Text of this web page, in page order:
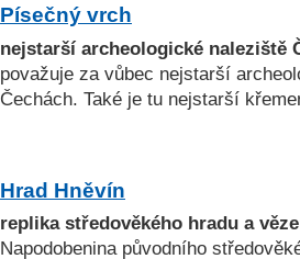
Písečný vrch
nejstarší archeologické naleziště
považuje za vůbec nejstarší
Čechách. Také je tu nejstarší
Hrad Hněvín
replika středověkého hradu a
Napodobenina původního